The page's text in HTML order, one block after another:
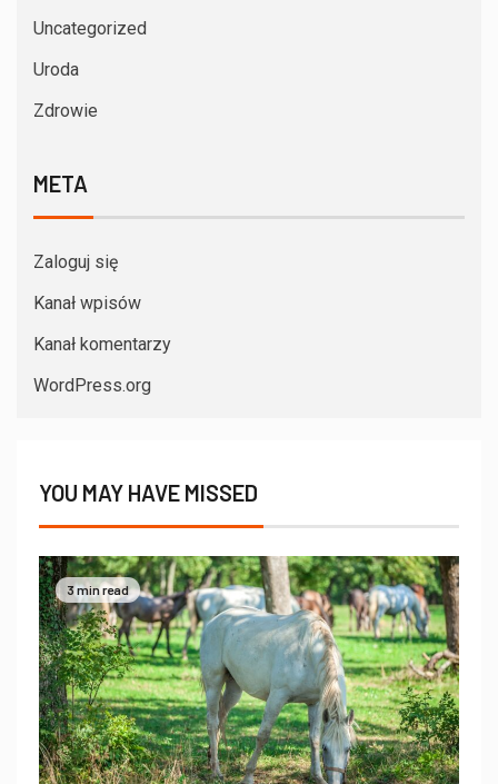
Uncategorized
Uroda
Zdrowie
META
Zaloguj się
Kanał wpisów
Kanał komentarzy
WordPress.org
YOU MAY HAVE MISSED
3 min read